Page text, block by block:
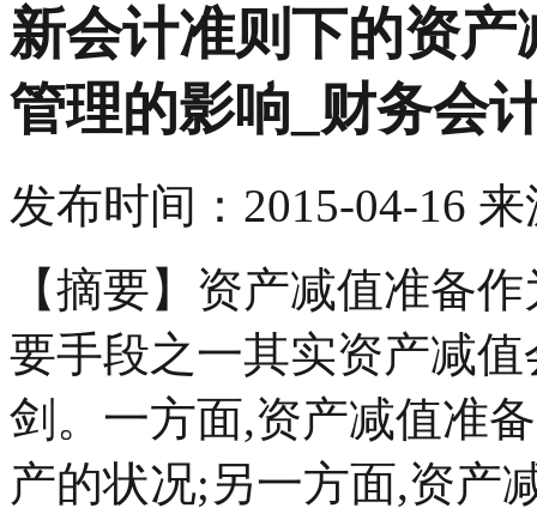
新会计准则下的资
管理的影响_财务会
发布时间： 2015-04-16 来
【摘要】资产减值准备
要手段之一其实资产减
剑。一方面,资产减值准
产的状况;另一方面,资产